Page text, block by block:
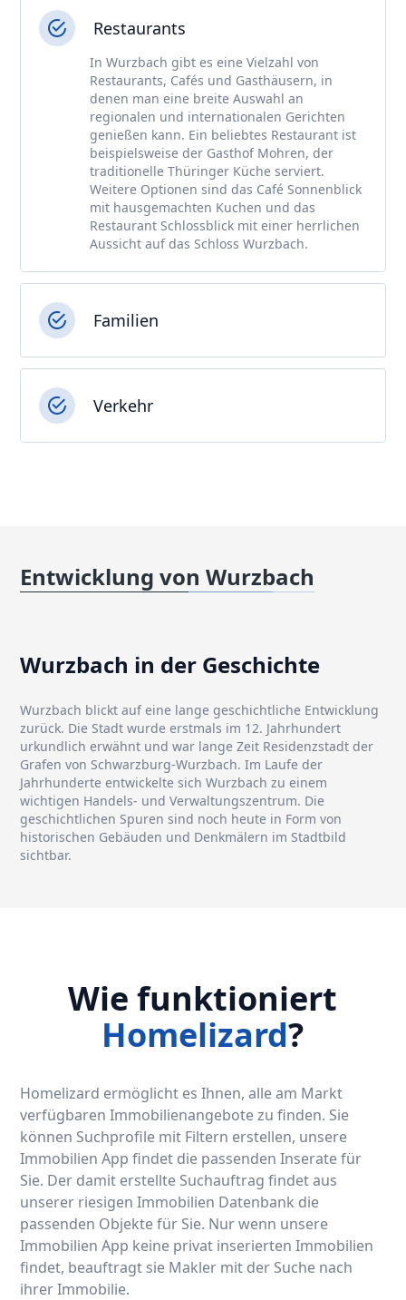
Restaurants
In Wurzbach gibt es eine Vielzahl von
Restaurants, Cafés und Gasthäusern, in
denen man eine breite Auswahl an
regionalen und internationalen Gerichten
genießen kann. Ein beliebtes Restaurant ist
beispielsweise der Gasthof Mohren, der
traditionelle Thüringer Küche serviert.
Weitere Optionen sind das Café Sonnenblick
mit hausgemachten Kuchen und das
Restaurant Schlossblick mit einer herrlichen
Aussicht auf das Schloss Wurzbach.
Familien
Verkehr
Entwicklung von Wurzbach
Wurzbach in der Geschichte
Wurzbach blickt auf eine lange geschichtliche Entwicklung
zurück. Die Stadt wurde erstmals im 12. Jahrhundert
urkundlich erwähnt und war lange Zeit Residenzstadt der
Grafen von Schwarzburg-Wurzbach. Im Laufe der
Jahrhunderte entwickelte sich Wurzbach zu einem
wichtigen Handels- und Verwaltungszentrum. Die
geschichtlichen Spuren sind noch heute in Form von
historischen Gebäuden und Denkmälern im Stadtbild
sichtbar.
Wie funktioniert
Homelizard?
Homelizard ermöglicht es Ihnen, alle am Markt
verfügbaren Immobilienangebote zu finden. Sie
können Suchprofile mit Filtern erstellen, unsere
Immobilien App findet die passenden Inserate für
Sie. Der damit erstellte Suchauftrag findet aus
unserer riesigen Immobilien Datenbank die
passenden Objekte für Sie. Nur wenn unsere
Immobilien App keine privat inserierten Immobilien
findet, beauftragt sie Makler mit der Suche nach
ihrer Immobilie.